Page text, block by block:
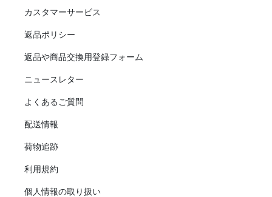
カスタマーサービス
返品ポリシー
返品や商品交換用登録フォーム
ニュースレター
よくあるご質問
配送情報
荷物追跡
利用規約
個人情報の取り扱い